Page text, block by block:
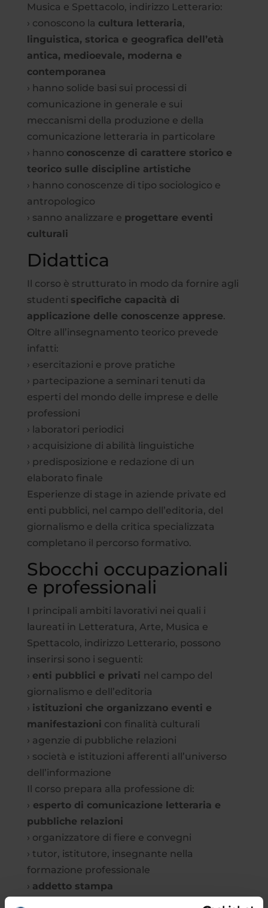
Musica e Spettacolo, indirizzo Letterario:
› conoscono la cultura letteraria,
linguistica, storica e geografica dell’età
antica, medioevale, moderna e
contemporanea
› hanno solide basi sui processi di
comunicazione in generale e sui
meccanismi della produzione e della
comunicazione letteraria in particolare
› hanno conoscenze di carattere storico e
teorico sulle discipline artistiche
› hanno conoscenze di tipo sociologico e
antropologico
› sanno analizzare e progettare eventi
culturali
Didattica
Il corso è strutturato in modo da fornire agli
studenti specifiche capacità di
applicazione delle conoscenze apprese.
Oltre all’insegnamento teorico prevede
infatti:
› esercitazioni e prove pratiche
› partecipazione a seminari tenuti da
esperti del mondo delle imprese e delle
professioni
› laboratori periodici
› acquisizione di abilità linguistiche
› predisposizione e redazione di un
elaborato finale
Esperienze di stage in aziende private ed
enti pubblici, nel campo dell’editoria, del
giornalismo e della critica specializzata
completano il percorso formativo.
Sbocchi occupazionali
e professionali
I principali ambiti lavorativi nei quali i
laureati in Letteratura, Arte, Musica e
Spettacolo, indirizzo Letterario, possono
inserirsi sono i seguenti:
› enti pubblici e privati nel campo del
giornalismo e dell’editoria
› istituzioni che organizzano eventi e
manifestazioni con finalità culturali
› agenzie di pubbliche relazioni
› società e istituzioni afferenti all’universo
dell’informazione
Il corso prepara alla professione di:
› esperto di comunicazione letteraria e
pubbliche relazioni
› organizzatore di fiere e convegni
› tutor, istitutore, insegnante nella
formazione professionale
› addetto stampa